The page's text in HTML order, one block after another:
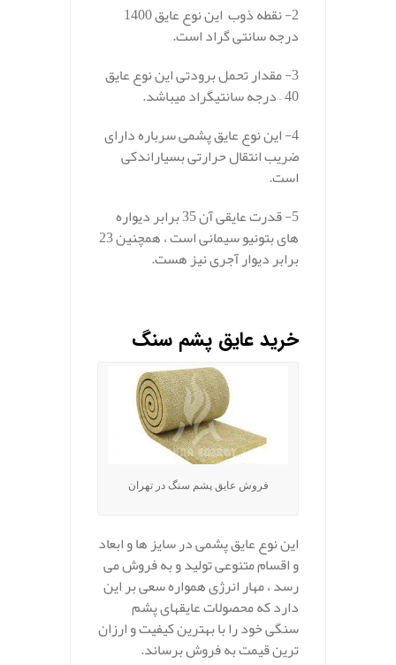
2- نقطه ذوب این نوع عایق 1400
درجه سانتی گراد است.
3- مقدار تحمل برودتی این نوع عایق
40 – درجه سانتیگراد میباشد.
4- این نوع عایق پشمی سرباره دارای
ضریب انتقال حرارتی بسیاراندکی
است.
5- قدرت عایقی آن 35 برابر دیواره
های بتونیو سیمانی است ، همچنین 23
برابر دیوار آجری نیز هست.
خرید عایق پشم سنگ
فروش عایق پشم سنگ در تهران
این نوع عایق پشمی در سایز ها و ابعاد
و اقسام متنوعی تولید و به فروش می
رسد ، مهار انرژِی همواره سعی بر این
دارد که محصولات عایقهای پشم
سنگی خود را با بهترین کیفیت و ارزان
ترین قیمت به فروش برساند.